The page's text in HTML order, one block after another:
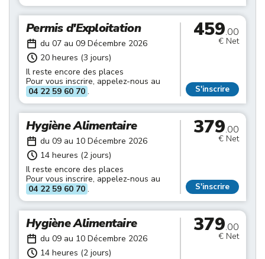
Permis d'Exploitation
du 07 au 09 Décembre 2026
20 heures (3 jours)
Il reste encore des places
Pour vous inscrire, appelez-nous au
04 22 59 60 70 .
459.00
€ Net
S'inscrire
Hygiène Alimentaire
du 09 au 10 Décembre 2026
14 heures (2 jours)
Il reste encore des places
Pour vous inscrire, appelez-nous au
04 22 59 60 70 .
379.00
€ Net
S'inscrire
Hygiène Alimentaire
du 09 au 10 Décembre 2026
14 heures (2 jours)
379.00
€ Net